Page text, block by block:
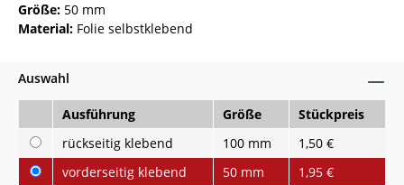
Größe: 50 mm
Material: Folie selbstklebend
Auswahl
Ausführung Größe
Stückpreis
rückseitig klebend
100 mm
1,50 €
vorderseitig klebend
50 mm
1,95 €